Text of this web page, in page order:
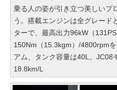
乗る人の姿が引き立つ美しいプ
う。搭載エンジンは全グレード
ターで、最高出力96kW（
150Nm（15.3kgm）/4800rpm
アム、タンク容量は40L。JC08
18.8km/L